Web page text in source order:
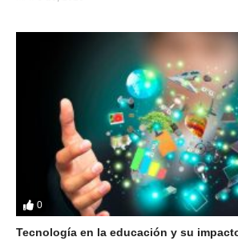
0
Tecnología en la educación y su